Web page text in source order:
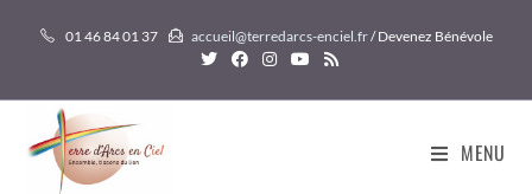
01 46 84 01 37 accueil@terredarcs-enciel.fr/ Devenez Bénévole
MENU